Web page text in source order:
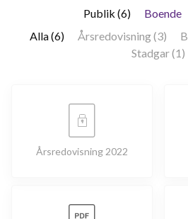
Publik (6) Boende
Alla (6)
Årsredovisning (3)
Stadgar (1)
Årsredovisning 2022